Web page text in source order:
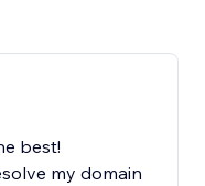
best!
my domain